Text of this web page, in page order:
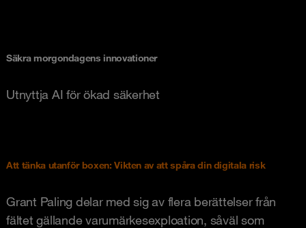
Säkra morgondagens innovationer
Utnyttja AI för ökad säkerhet
Att tänka utanför boxen: Vikten av att spåra din digitala risk
Grant Paling delar med sig av flera berättelser från
fältet gällande varumärkesexploation, såväl som